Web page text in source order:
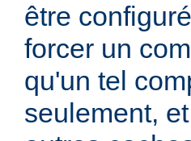
être
forcer un
qu'un tel
seulement,